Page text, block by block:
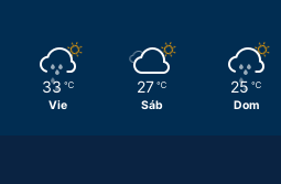
33 ℃
Vie
27 ℃
Sáb
25 ℃
Dom